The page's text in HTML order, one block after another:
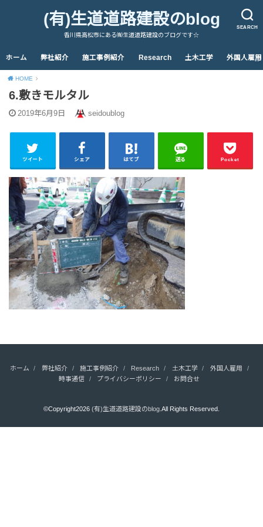
SEARCH
(有)生道道路建設のblog
香川県高松市にある㈲生道道路建設のブログです☆
ホーム 弊社紹介 施工事例紹介 Research 土木工学 外国人雇用
HOME
6.敷きモルタル
2019年6月9日 seidoublog
ツイート シェア はてブ 送る Pocket
ホーム 弊社紹介 施工事例紹介 Research 土木工学
外国人雇用
時事通信
プライバシーポリシー お問合せ
©Copyright2026 (有)生道道路建設のblog.All Rights Reserved.